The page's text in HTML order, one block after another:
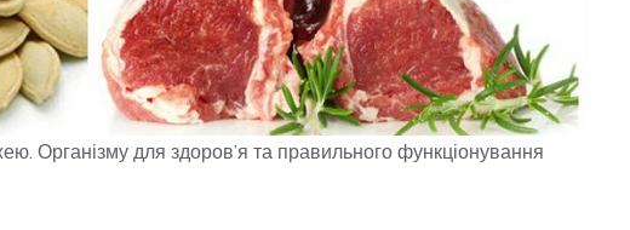
Організму для здоров’я та правильного функціонування